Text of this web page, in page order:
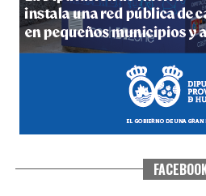
hace 3 días·Huelvatv
CUARTA CORRIDA DE LAS